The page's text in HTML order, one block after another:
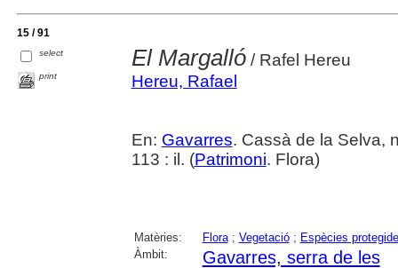
15 / 91
select
print
El Margalló/ Rafel Hereu
Hereu, Rafael
En: Gavarres. Cassà de la Selva,
113 : il. (Patrimoni. Flora)
Matèries: Flora; Vegetació; Espècies
Àmbit:
Gavarres, serra de les